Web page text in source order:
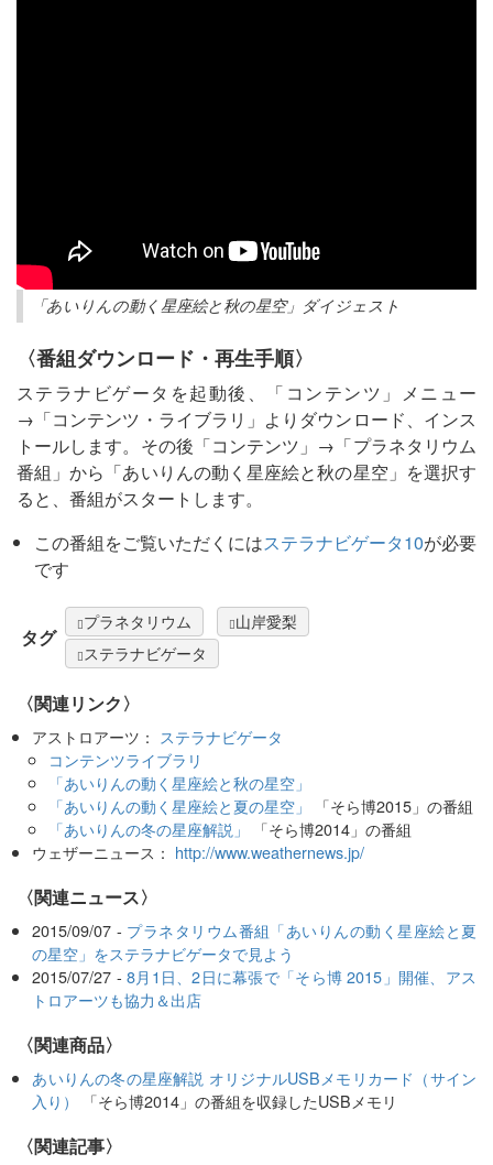
「あいりんの動く星座絵と秋の星空」ダイジェスト
〈番組ダウンロード・再生手順〉
ステラナビゲータを起動後、「コンテンツ」メニュー
→「コンテンツ・ライブラリ」よりダウンロード、インス
トールします。その後「コンテンツ」→「プラネタリウム
番組」から「あいりんの動く星座絵と秋の星空」を選択す
ると、番組がスタートします。
この番組をご覧いただくにはステラナビゲータ10が必要
です
タグ
プラネタリウム
山岸愛梨
ステラナビゲータ
〈関連リンク〉
アストロアーツ： ステラナビゲータ
コンテンツライブラリ
「あいりんの動く星座絵と秋の星空」
「あいりんの動く星座絵と夏の星空」
「そら博2015」の番組
「あいりんの冬の星座解説」
「そら博2014」の番組
ウェザーニュース： http://www.weathernews.jp/
〈関連ニュース〉
2015/09/07 - プラネタリウム番組「あいりんの動く星座絵と夏
の星空」をステラナビゲータで見よう
2015/07/27 - 8月1日、2日に幕張で「そら博 2015」開催、アス
トロアーツも協力＆出店
〈関連商品〉
あいりんの冬の星座解説 オリジナルUSBメモリカード（サイン
入り）
「そら博2014」の番組を収録したUSBメモリ
関連記事